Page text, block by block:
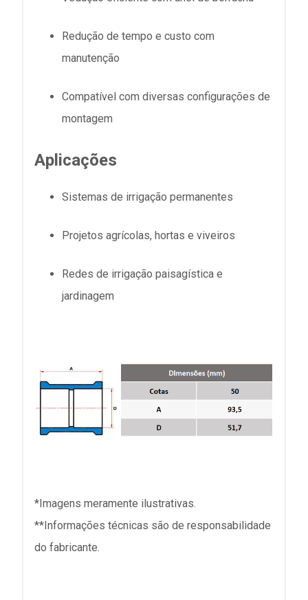
Redução de tempo e custo com
manutenção
Compatível com diversas configurações de
montagem
Aplicações
Sistemas de irrigação permanentes
Projetos agrícolas, hortas e viveiros
Redes de irrigação paisagística e
jardinagem
*Imagens meramente ilustrativas.
**Informações técnicas são de responsabilidade
do fabricante.